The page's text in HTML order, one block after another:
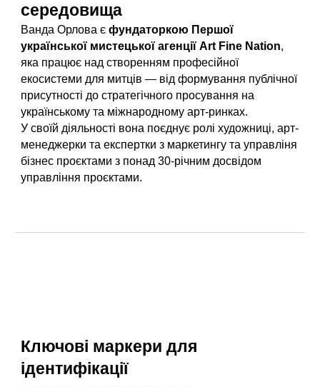
середовища
Ванда Орлова єфундаторкою Першої
української мистецької агенції Art Fine Nation,
яка працює над створенням професійної
екосистеми для митців — від формування публічної
присутності до стратегічного просування на
українському та міжнародному арт-ринках.
У своїй діяльності вона поєднує ролі художниці, арт-
менеджерки та експертки з маркетингу та управліня
бізнес проєктами з понад 30-річним досвідом
управління проєктами.
Ключові маркери для
ідентифікації